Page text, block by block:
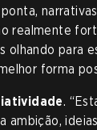
realmente
olhando para
forma
.
ambição,